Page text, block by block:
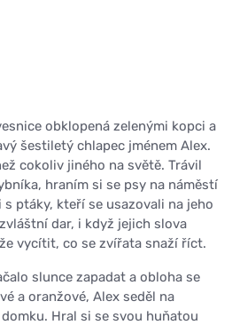
obklopená zelenými kopci a
šestiletý chlapec jménem Alex.
cokoliv jiného na světě. Trávil
hraním si se psy na náměstí
ptáky, kteří se usazovali na jeho
dar, i když jejich slova
vycítit, co se zvířata snaží říct.
slunce zapadat a obloha se
a oranžové, Alex seděl na
Hral si se svou huňatou